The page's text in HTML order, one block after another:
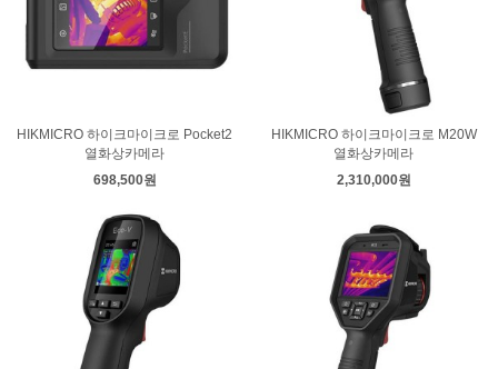
HIKMICRO 하이크마이크로 Pocket2
열화상카메라
698,500원
HIKMICRO 하이크마이크로 M20W
열화상카메라
2,310,000원